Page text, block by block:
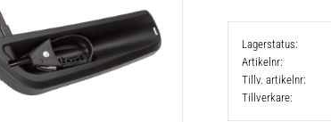
Lagerstatus
Artikelnr
Tillv. artikelnr
Tillverkare